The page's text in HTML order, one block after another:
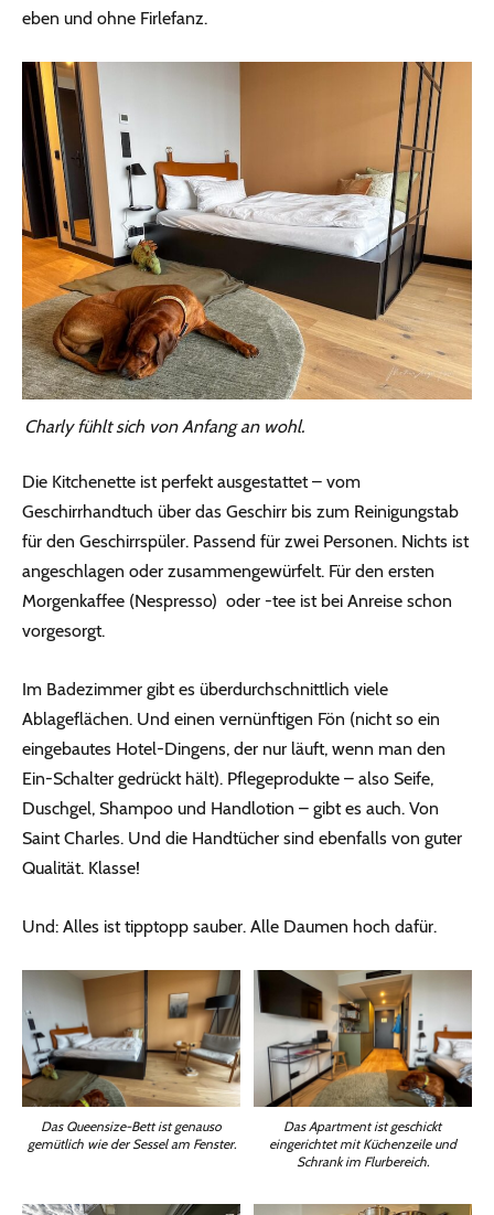
eben und ohne Firlefanz.
Charly fühlt sich von Anfang an wohl.
Die Kitchenette ist perfekt ausgestattet – vom
Geschirrhandtuch über das Geschirr bis zum Reinigungstab
für den Geschirrspüler. Passend für zwei Personen. Nichts ist
angeschlagen oder zusammengewürfelt. Für den ersten
Morgenkaffee (Nespresso) oder -tee ist bei Anreise schon
vorgesorgt.
Im Badezimmer gibt es überdurchschnittlich viele
Ablageflächen. Und einen vernünftigen Fön (nicht so ein
eingebautes Hotel-Dingens, der nur läuft, wenn man den
Ein-Schalter gedrückt hält). Pflegeprodukte – also Seife,
Duschgel, Shampoo und Handlotion – gibt es auch. Von
Saint Charles. Und die Handtücher sind ebenfalls von guter
Qualität. Klasse!
Und: Alles ist tipptopp sauber. Alle Daumen hoch dafür.
Das Queensize-Bett ist genauso
gemütlich wie der Sessel am Fenster.
Das Apartment ist geschickt
eingerichtet mit Küchenzeile und
Schrank im Flurbereich.